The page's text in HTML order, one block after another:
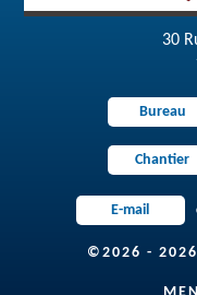
30
Bureau
Chantier
E-mail
©2026 - 2026